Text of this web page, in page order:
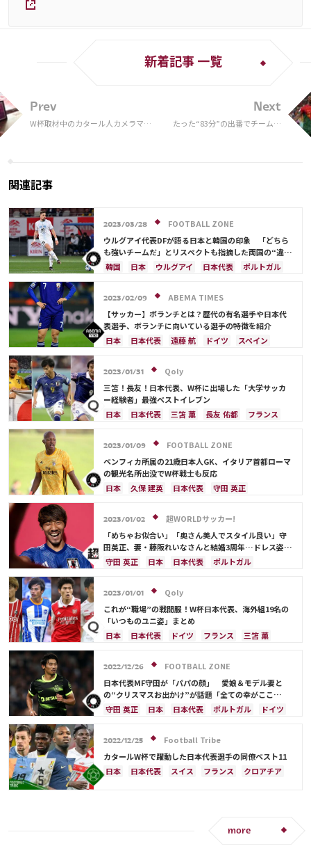
Prev
W杯取材中のカタール人カメラマン
新着記事 一覧
Next
たった“83分”の出番でチーム最
関連記事
2023/03/28
FOOTBALL ZONE
ウルグアイ代表DFが語る日本と韓国の印象 「どちら
も強いチームだ」とリスペクトも指摘した両国の“違
い”とは？
韓国 日本 ウルグアイ 日本代表
ポルトガル
2023/02/09
ABEMA TIMES
【サッカー】ボランチとは？歴代の有名選手や日本代
表選手、ボランチに向いている選手の特徴を紹介
日本
日本代表 遠藤 航 ドイツ
スペイン
田中 碧
ラファエル・バラン
ブラジル
カゼミーロ カタール
デンマーク
ベルギー
オーストラリア ペドリ
2023/01/31
Qoly
三笘！長友！日本代表、W杯に出場した「大学サッカ
ー経験者」最強ベストイレブン
日本
日本代表 三笘 薫 長友 佑都
フランス
シュミット・ダニエル
中山 雄太
ポルトガル
アルゼンチン 韓国
谷 晃生
谷口 彰悟
柴崎 岳 伊東 純也
サディオ・マネ
2023/01/09
FOOTBALL ZONE
ベンフィカ所属の21歳日本人GK、イタリア首都ローマ
の観光名所出没でW杯戦士も反応
日本
久保 建英 日本代表
守田 英正
2023/01/02
超WORLDサッカー!
「めちゃお似合い」「奥さん美人でスタイル良い」守
田英正、妻・藤阪れいなさんと結婚3周年…ドレス姿に
ファン反応「これからもお幸せに！！」
守田 英正 日本 日本代表 ポルトガル
2023/01/01
Qoly
これが“職場”の戦闘服！W杯日本代表、海外組19名の
「いつものユニ姿」まとめ
日本
日本代表 ドイツ フランス
三笘 薫
ポルトガル
川島 永嗣
シュミット・ダニエル
吉田 麻也
柴崎 岳 伊東 純也
浅野 拓磨
南野 拓実
守田 英正 上田 綺世
久保 建英
鎌田 大地
板倉 滉 堂安 律
前田 大然
2022/12/26
FOOTBALL ZONE
日本代表MF守田が「パパの顔」 愛娘＆モデル妻と
の“クリスマスお出かけ”が話題「全ての幸がここ
に…」
守田 英正 日本 日本代表 ポルトガル ドイツ
2022/12/25
Football Tribe
カタールW杯で躍動した日本代表選手の同僚ベスト11
日本
日本代表 スイス フランス
クロアチア
キリアン・ムバッペ
前田 大然
more